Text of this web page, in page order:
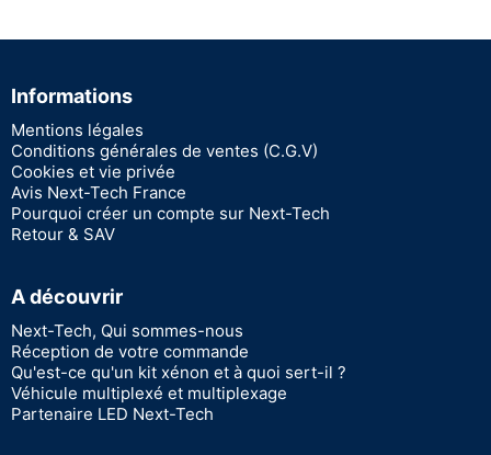
Informations
Mentions légales
Conditions générales de ventes (C.G.V)
Cookies et vie privée
Avis Next-Tech France
Pourquoi créer un compte sur Next-Tech
Retour & SAV
A découvrir
Next-Tech, Qui sommes-nous
Réception de votre commande
Qu'est-ce qu'un kit xénon et à quoi sert-il ?
Véhicule multiplexé et multiplexage
Partenaire LED Next-Tech